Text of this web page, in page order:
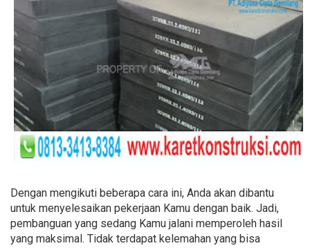
Dengan mengikuti beberapa cara ini, Anda akan dibantu
untuk menyelesaikan pekerjaan Kamu dengan baik. Jadi,
pembanguan yang sedang Kamu jalani memperoleh hasil
yang maksimal. Tidak terdapat kelemahan yang bisa